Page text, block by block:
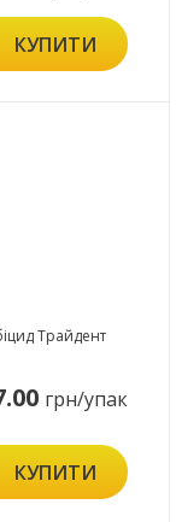
КУПИТИ
Трайдент
грн/упак
КУПИТИ